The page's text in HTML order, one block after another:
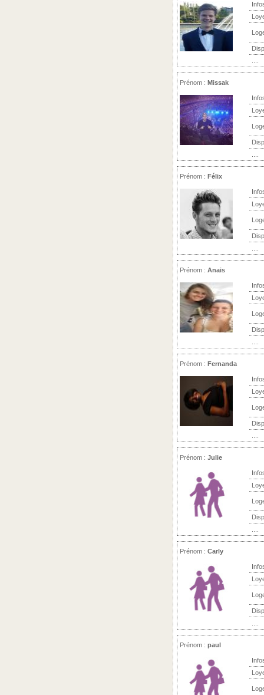
Prénom : Missak
Prénom : Félix
Prénom : Anais
Prénom : Fernanda
Prénom : Julie
Prénom : Carly
Prénom : paul